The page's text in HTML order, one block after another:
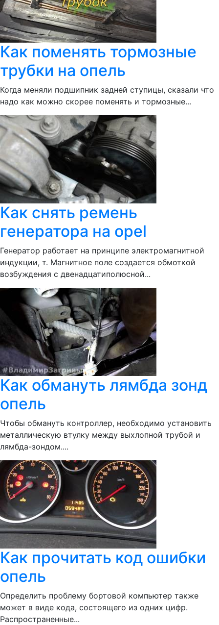
Как поменять тормозные
трубки на опель
Когда меняли подшипник задней ступицы, сказали что
надо как можно скорее поменять и тормозные...
Как снять ремень
генератора на opel
Генератор работает на принципе электромагнитной
индукции, т. Магнитное поле создается обмоткой
возбуждения с двенадцатиполюсной...
Как обмануть лямбда зонд
опель
Чтобы обмануть контроллер, необходимо установить
металлическую втулку между выхлопной трубой и
лямбда-зондом....
Как прочитать код ошибки
опель
Определить проблему бортовой компьютер также
может в виде кода, состоящего из одних цифр.
Распространенные...